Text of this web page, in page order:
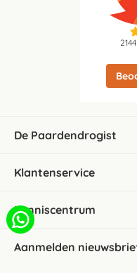
2144
De Paardendrogist
Klantenservice
Kenniscentrum
Aanmelden